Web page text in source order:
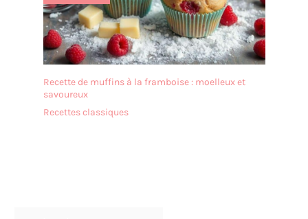
valeur vos créations dans
n'importe quelle
ambiance. Idéal pour la
pâtisserie, les mariages et
autres célébrations.
Recette de muffins à la framboise : moelleux et
savoureux
Recettes classiques